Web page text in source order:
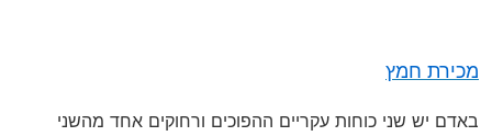
מכירת חמץ
באדם יש שני כוחות עקריים ההפוכים ורחוקים אחד מהשני